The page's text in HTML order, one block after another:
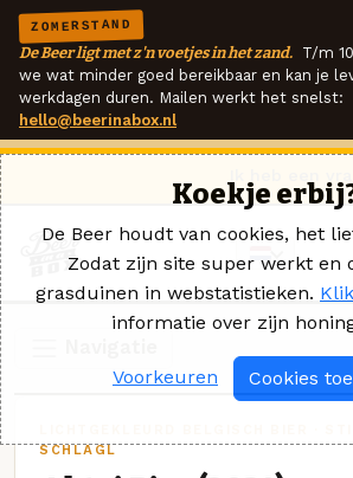
ZOMERSTAND
De Beer ligt met z'n voetjes in het zand. T/m
we wat minder goed bereikbaar en kan je
werkdagen duren. Mailen werkt het snelst:
hello@beerinabox.nl
SCHLÄGL
Koekje
De Beer houdt van cookies, het
Zodat zijn site super werkt en
grasduinen in webstatistieken.
informatie over zijn
Voorkeuren Cookies